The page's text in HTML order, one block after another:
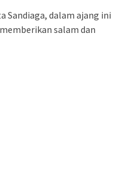
Sandiaga, dalam ajang ini
salam dan